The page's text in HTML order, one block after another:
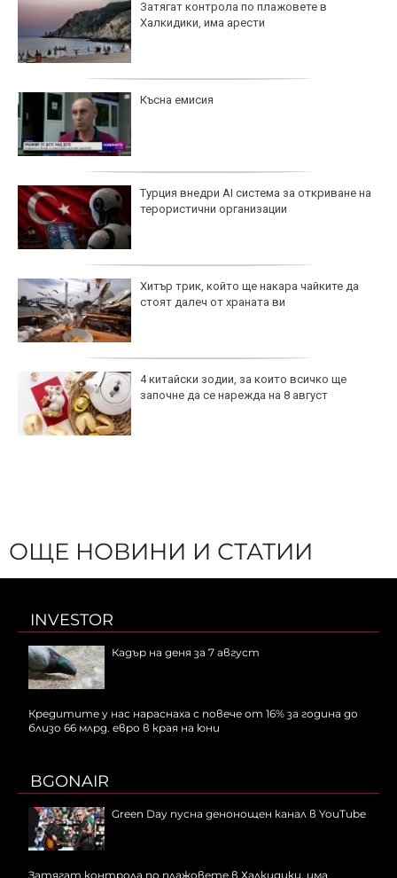
Затягат контрола по плажовете в
Халкидики, има арести
Късна емисия
Турция внедри AI система за откриване на
терористични организации
Хитър трик, който ще накара чайките да
стоят далеч от храната ви
4 китайски зодии, за които всичко ще
започне да се нарежда на 8 август
ОЩЕ НОВИНИ И СТАТИИ
INVESTOR
Кадър на деня за 7 август
Кредитите у нас нараснаха с повече от 16% за година до
близо 66 млрд. евро в края на юни
BGONAIR
Green Day пусна денонощен канал в YouTube
Затягат контрола по плажовете в Халкидики, има